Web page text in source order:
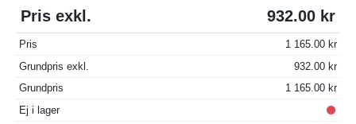
Pris exkl. 932.00
Pris
1 165.00
Grundpris exkl.
932.00
Grundpris
1 165.00
Ej i lager